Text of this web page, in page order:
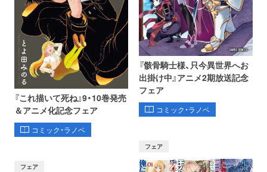
『これ描いて死ね』9・10巻発売
＆アニメ化記念フェア
コミック・ラノベ
『骸骨騎士様、只今異世界へお
出掛け中』アニメ2期放送記念
フェア
コミック・ラノベ
フェア
フェア